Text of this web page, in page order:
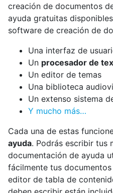
creación de documentos
ayuda gratuitas
software de creación de
Una interfaz de
Un procesador de
Un editor de temas
Una biblioteca
Un extenso sistema
Y mucho más…
Cada una de estas
ayuda. Podrás escribir tus
documentación de ayuda
fácilmente tus
editor de tabla de